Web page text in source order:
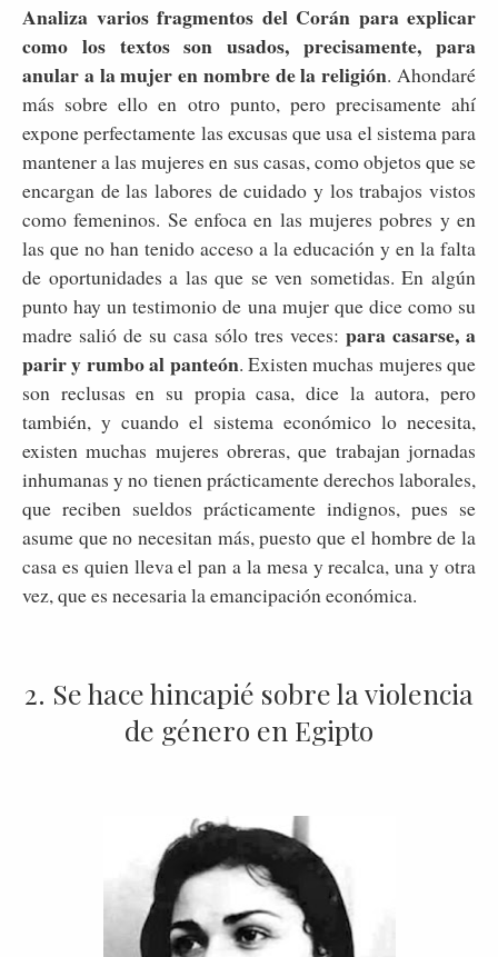
Analiza varios fragmentos del Corán para explicar
como los textos son usados, precisamente, para
anular a la mujer en nombre de la religión. Ahondaré
más sobre ello en otro punto, pero precisamente ahí
expone perfectamente las excusas que usa el sistema para
mantener a las mujeres en sus casas, como objetos que se
encargan de las labores de cuidado y los trabajos vistos
como femeninos. Se enfoca en las mujeres pobres y en
las que no han tenido acceso a la educación y en la falta
de oportunidades a las que se ven sometidas. En algún
punto hay un testimonio de una mujer que dice como su
madre salió de su casa sólo tres veces: para casarse, a
parir y rumbo al panteón. Existen muchas mujeres que
son reclusas en su propia casa, dice la autora, pero
también, y cuando el sistema económico lo necesita,
existen muchas mujeres obreras, que trabajan jornadas
inhumanas y no tienen prácticamente derechos laborales,
que reciben sueldos prácticamente indignos, pues se
asume que no necesitan más, puesto que el hombre de la
casa es quien lleva el pan a la mesa y recalca, una y otra
vez, que es necesaria la emancipación económica.
2. Se hace hincapié sobre la violencia
de género en Egipto